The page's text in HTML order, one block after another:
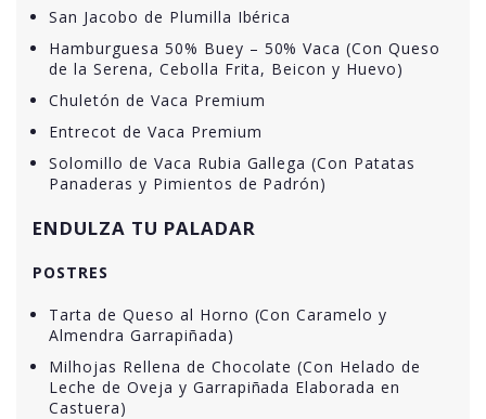
San Jacobo de Plumilla Ibérica
Hamburguesa 50% Buey – 50% Vaca (Con Queso
de la Serena, Cebolla Frita, Beicon y Huevo)
Chuletón de Vaca Premium
Entrecot de Vaca Premium
Solomillo de Vaca Rubia Gallega (Con Patatas
Panaderas y Pimientos de Padrón)
ENDULZA TU PALADAR
POSTRES
Tarta de Queso al Horno (Con Caramelo y
Almendra Garrapiñada)
Milhojas Rellena de Chocolate (Con Helado de
Leche de Oveja y Garrapiñada Elaborada en
Castuera)